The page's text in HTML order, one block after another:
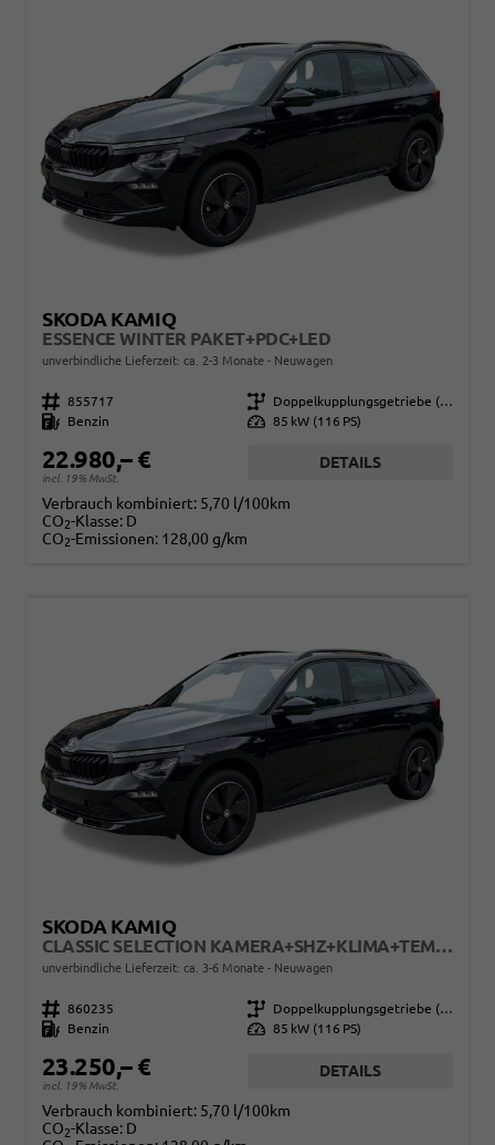
SKODA KAMIQ
ESSENCE WINTER PAKET+PDC+LED
unverbindliche Lieferzeit: ca. 2-3 Monate Neuwagen
Fahrzeugnr. 855717 Getriebe
Doppelkupplungsgetriebe (DSG)
Kraftstoff
Benzin Leistung 85 kW (116 PS)
22.980,– €
incl. 19% MwSt.
DETAILS
Verbrauch kombiniert: 5,70 l/100km
CO2-Klasse: D
CO2-Emissionen: 128,00 g/km
SKODA KAMIQ
CLASSIC SELECTION KAMERA+SHZ+KLIMA+TEMPOMAT+LED+16" LM
unverbindliche Lieferzeit: ca. 3-6 Monate Neuwagen
Fahrzeugnr. 860235 Getriebe
Doppelkupplungsgetriebe (DSG)
Kraftstoff
Benzin Leistung 85 kW (116 PS)
23.250,– €
incl. 19% MwSt.
DETAILS
Verbrauch kombiniert: 5,70 l/100km
CO2-Klasse: D